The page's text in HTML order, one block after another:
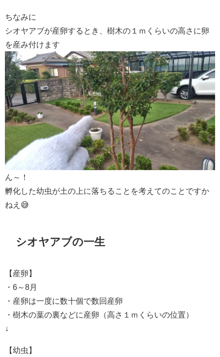
ちなみに
シオヤアブが産卵するとき、樹木の１ｍくらいの高さに卵
を産み付けます
ん～！
孵化した幼虫が土の上に落ちることを考えてのことですか
ねえ😅
シオヤアブの一生
【産卵】
・6～8月
・産卵は一度に数十個で数回産卵
・樹木の葉の裏などに産卵（高さ１ｍくらいの位置）
↓
【幼虫】